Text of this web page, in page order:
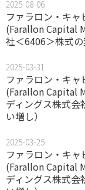
2025-08-06
ファラロン・キ
(Farallon Capital
社＜6406＞株式
2025-03-31
ファラロン・キ
(Farallon Capital
ディングス株式会
い増し）
2025-03-25
ファラロン・キ
(Farallon Capital
ディングス株式会